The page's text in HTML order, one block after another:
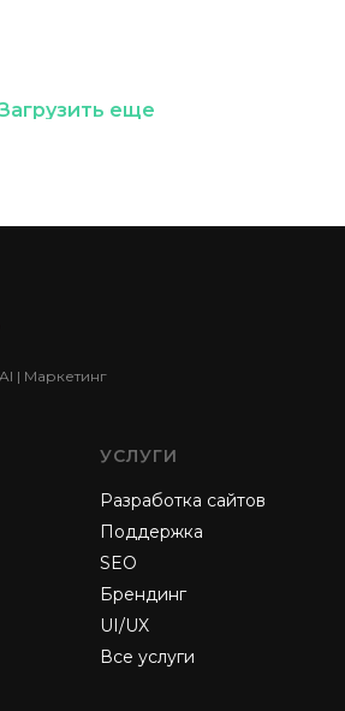
еще
| Маркетинг
УСЛУГИ
Разработка сайтов
Поддержка
SEO
Брендинг
UI/UX
Все услуги